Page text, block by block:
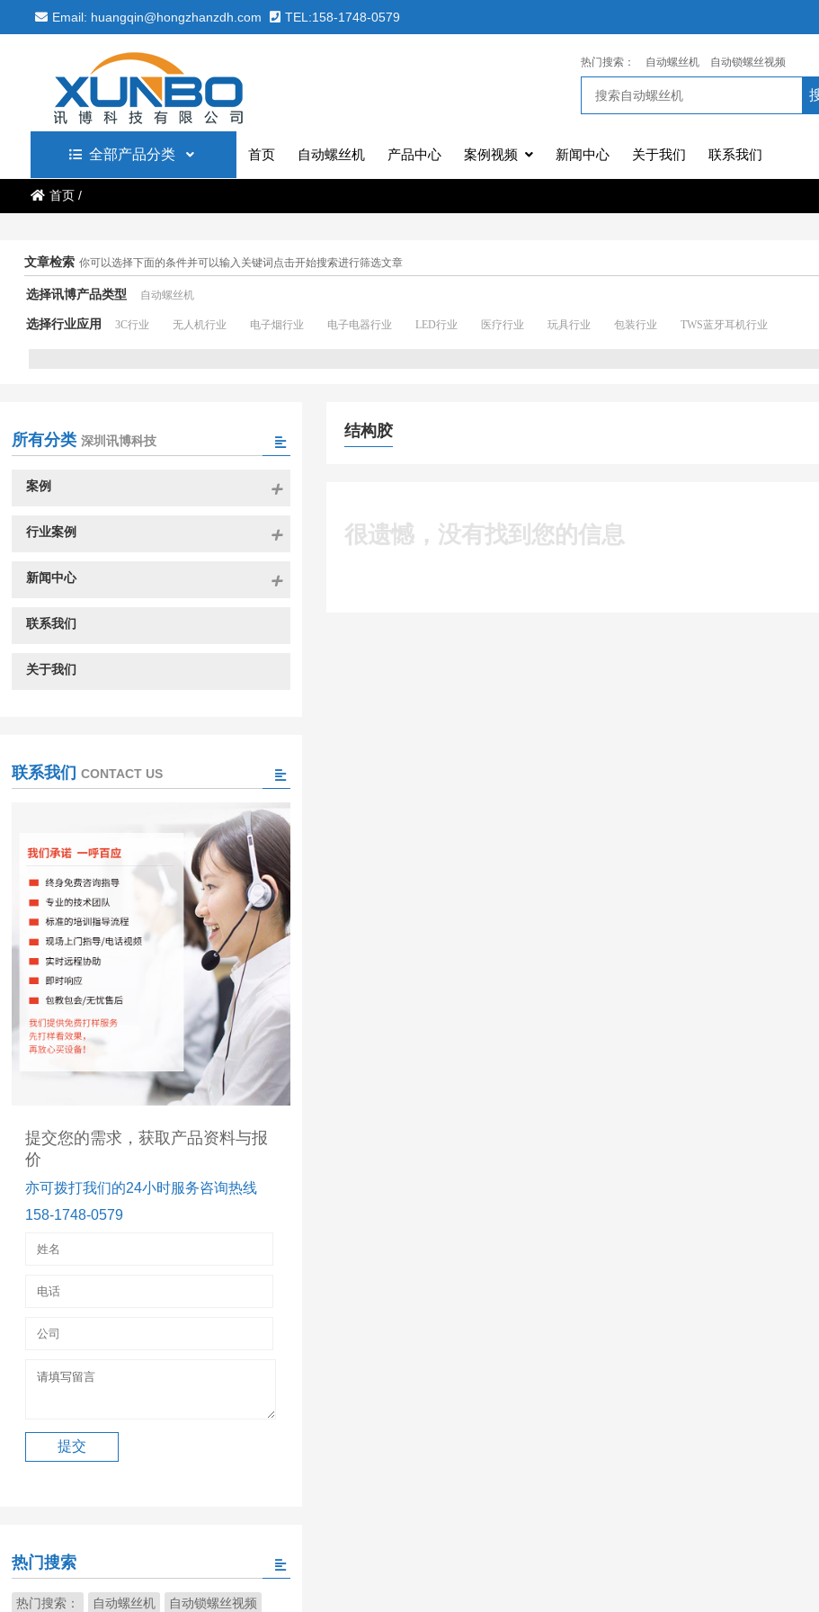
Email: huangqin@hongzhanzdh.com TEL:158-1748-0579
热门搜索： 自动螺丝机 自动锁螺丝视频
全部产品分类 首页 自动螺丝机 产品中心 案例视频 新闻中心 关于我们 联系我们
首页/
文章检索 你可以选择下面的条件并可以输入关键词点击开始搜索进行筛选文章
选择讯博产品类型 自动螺丝机
选择行业应用 3C行业 无人机行业 电子烟行业 电子电器行业 LED行业 医疗行业 玩具行业 包装行业 TWS蓝牙耳机行业
结构胶
很遗憾，没有找到您的信息
所有分类 深圳讯博科技
案例
行业案例
新闻中心
联系我们
关于我们
联系我们 CONTACT US
提交您的需求，获取产品资料与报
价
亦可拨打我们的24小时服务咨询热线
158-1748-0579
热门搜索
热门搜索： 自动螺丝机 自动锁螺丝视频